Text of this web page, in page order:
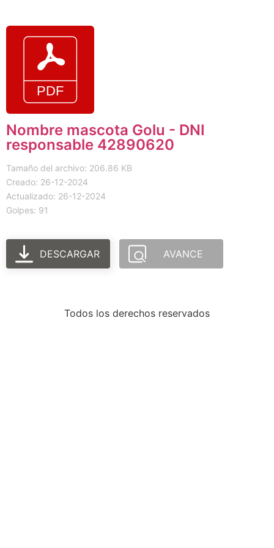
Nombre mascota Golu - DNI
responsable 42890620
Tamaño del archivo: 206.86 KB
Creado: 26-12-2024
Actualizado: 26-12-2024
Golpes: 91
DESCARGAR AVANCE
Todos los derechos reservados